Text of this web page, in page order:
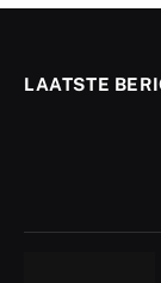
LAATSTE